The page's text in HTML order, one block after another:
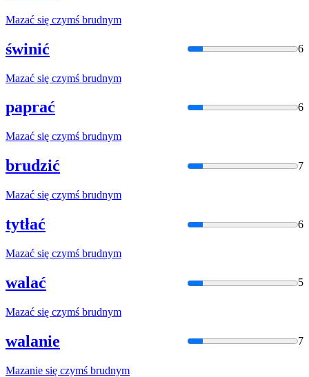
Mazać się czymś brudnym
świnić 6
Mazać się czymś brudnym
paprać 6
Mazać się czymś brudnym
brudzić 7
Mazać się czymś brudnym
tytłać 6
Mazać się czymś brudnym
walać 5
Mazać się czymś brudnym
walanie 7
Mazanie się czymś brudnym